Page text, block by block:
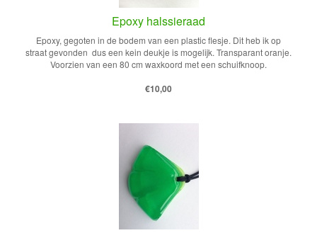
Epoxy halssieraad
Epoxy, gegoten in de bodem van een plastic flesje. Dit heb ik op
straat gevonden dus een kein deukje is mogelijk. Transparant oranje.
Voorzien van een 80 cm waxkoord met een schuifknoop.
€10,00